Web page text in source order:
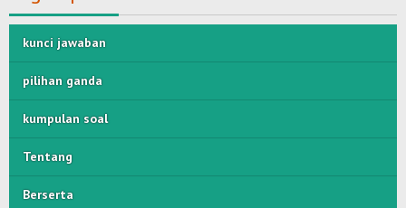
kunci jawaban
pilihan ganda
kumpulan soal
Tentang
Berserta